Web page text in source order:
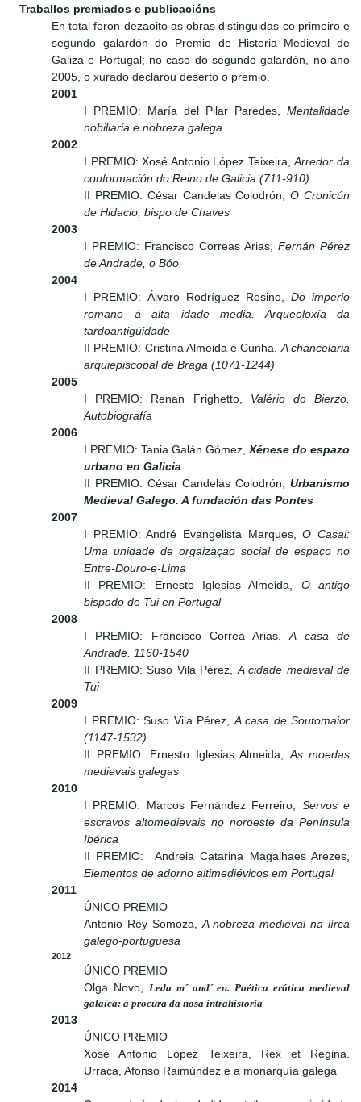
Traballos premiados e publicacións
En total foron dezaoito as obras distinguidas co primeiro e
segundo galardón do Premio de Historia Medieval de
Galiza e Portugal; no caso do segundo galardón, no ano
2005, o xurado declarou deserto o premio.
2001
I PREMIO: María del Pilar Paredes, Mentalidade
nobiliaria e nobreza galega
2002
I PREMIO: Xosé Antonio López Teixeira,Arredor da
conformación do Reino de Galicia (711-910)
II PREMIO: César Candelas Colodrón,O Cronicón
de Hidacio, bispo de Chaves
2003
I PREMIO: Francisco Correas Arias, Fernán Pérez
de Andrade, o Bóo
2004
I PREMIO: Álvaro Rodríguez Resino, Do imperio
romano á alta idade media. Arqueoloxía da
tardoantigüidade
II PREMIO: Cristina Almeida e Cunha,A chancelaria
arquiepiscopal de Braga (1071-1244)
2005
I PREMIO: Renan Frighetto, Valério do Bierzo.
Autobiografía
2006
I PREMIO: Tania Galán Gómez,Xénese do espazo
urbano en Galicia
II PREMIO: César Candelas Colodrón, Urbanismo
Medieval Galego. A fundación das Pontes
2007
I PREMIO: André Evangelista Marques,O Casal:
Uma unidade de orgaizaçao social de espaço no
Entre-Douro-e-Lima
II PREMIO: Ernesto Iglesias Almeida, O antigo
bispado de Tui en Portugal
2008
I PREMIO: Francisco Correa Arias,A casa de
Andrade. 1160-1540
II PREMIO: Suso Vila Pérez,A cidade medieval de
Tui
2009
I PREMIO: Suso Vila Pérez,A casa de Soutomaior
(1147-1532)
II PREMIO: Ernesto Iglesias Almeida,As moedas
medievais galegas
2010
I PREMIO: Marcos Fernández Ferreiro, Servos e
escravos altomedievais no noroeste da Península
Ibérica
II PREMIO: Andreia Catarina Magalhaes Arezes,
Elementos de adorno altimediévicos em Portugal
2011
ÚNICO PREMIO
Antonio Rey Somoza,A nobreza medieval na lírca
galego-portuguesa
2012
ÚNICO PREMIO
Olga Novo, Leda m´ and´ eu. Poética erótica medieval
galaica: á procura da nosa intrahistoria
2013
ÚNICO PREMIO
Xosé Antonio López Teixeira, Rex et Regina.
Urraca, Afonso Raimúndez e a monarquía galega
2014